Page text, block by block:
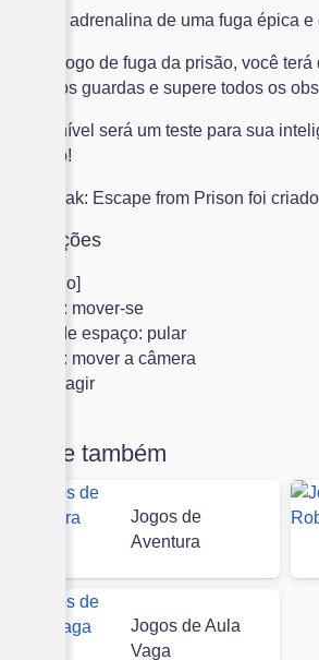
Sinta a adrenalina de uma fuga épica
Neste jogo de fuga da prisão, você
drible os guardas e supere todos os
Cada nível será um teste para sua
mesmo!
JailBreak: Escape from Prison foi
Instruções
[Teclado]
WASD: mover-se
Barra de espaço: pular
Mouse: mover a câmera
E: interagir
Jogue também
Jogos de
Aventura
Jogos de Aula
Vaga